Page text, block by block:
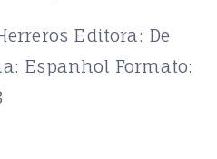
Editora: De
Espanhol Formato: